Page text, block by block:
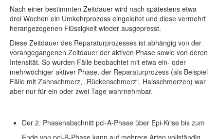
Nach einer bestimmten Zeitdauer wird nach spätestens etwa
drei Wochen ein Umkehrprozess eingeleitet und diese vermehrt
herangezogenen Flüssigkeit wieder ausgepresst.
Diese Zeitdauer des Reparaturprozesses ist abhängig von der
vorangegangenen Zeitdauer der aktiven Phase sowie von deren
Intensität. So wurden Fälle beobachtet mit etwa ein- oder
mehrwöchiger aktiver Phase, der Reparaturprozess (als Beispiel
Fälle mit Zahnschmerz, „Rückenschmerz“, Halsschmerzen) war
aber nur für ein oder zwei Tage wahrnehmbar.
Der 2. Phasenabschnitt pcl-A-Phase über Epi-Krise bis zum